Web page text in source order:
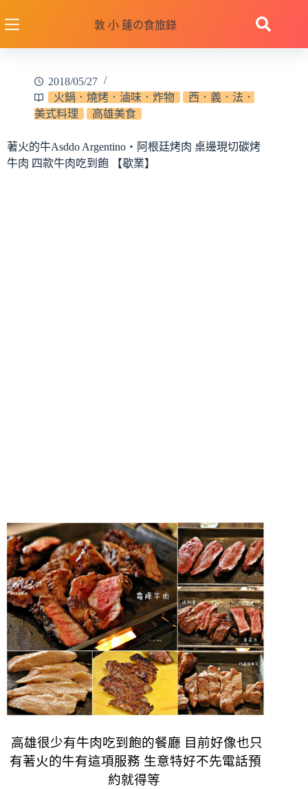
至
敦 小 蓮の食旅錄
2018/05/27
火鍋．燒烤．滷味．炸物
西．義．法．
美式料理
高雄美食
著火的牛Asddo Argentino‧阿根廷烤肉 桌邊現切碳烤
牛肉 四款牛肉吃到飽 【歇業】
高雄很少有牛肉吃到飽的餐廳 目前好像也只
有著火的牛有這項服務 生意特好不先電話預
約就得等